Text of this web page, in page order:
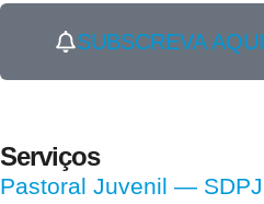
SUBSCREVA AQUI
Serviços
Pastoral Juvenil — SDPJ